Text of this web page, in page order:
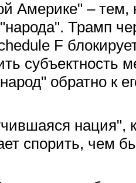
Америке" –
Трамп
F
субъектность
обратно к
нация",
спорить, чем